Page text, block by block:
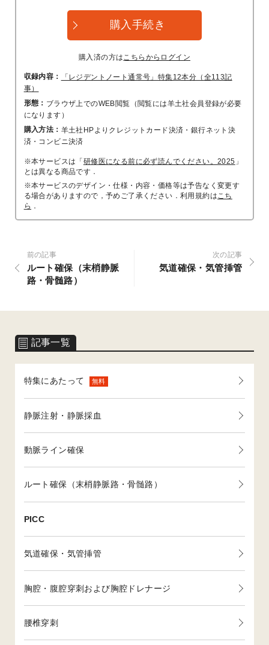
記事一覧
特集にあたって 無料
静脈注射・静脈採血
動脈ライン確保
ルート確保（末梢静脈路・骨髄路）
PICC
気道確保・気管挿管
胸腔・腹腔穿刺および胸腔ドレナージ
腰椎穿刺
購入手続き
購入済の方は こちらからログイン
収録内容：
「レジデントノート通常号」特集12本分（全113記
事）
形態： ブラウザ上でのWEB閲覧（閲覧には羊土社会員登録が必要
になります）
購入方法： 羊土社HPよりクレジットカード決済・銀行ネット決
済・コンビニ決済
※本サービスは「研修医になる前に必ず読んでください。2025 」
とは異なる商品です．
※本サービスのデザイン・仕様・内容・価格等は予告なく変更す
る場合がありますので，予めご了承ください．利用規約は こち
ら ．
前の記事
ルート確保（末梢静脈
路・骨髄路）
次の記事
気道確保・気管挿管